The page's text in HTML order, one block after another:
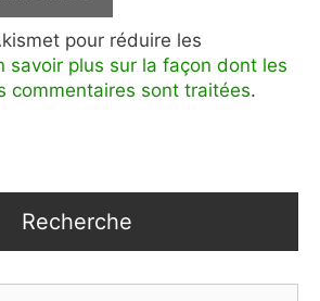
pour réduire les
savoir plus sur la façon dont les
commentaires sont traitées.
Recherche